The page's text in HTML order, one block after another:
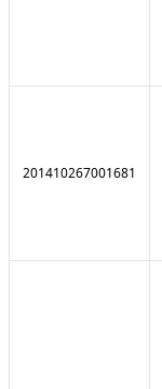
201410267001681